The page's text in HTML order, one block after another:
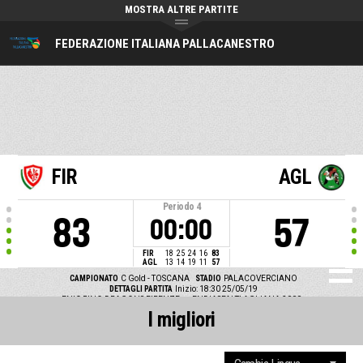
FEDERAZIONE ITALIANA PALLACANESTRO
MOSTRA ALTRE PARTITE
FIR
83
Periodo 4
00:00
FIR 18 25 24 16 83
AGL
13 14 19 11 57
AGL
57
CAMPIONATO C Gold - TOSCANA STADIO PALACOVERCIANO
DETTAGLI PARTITA
Inizio: 18:30 25/05/19
ENIC PINO DRAGONS FIRENZE vs ENDIASFALTI AGLIANA 2000
I migliori